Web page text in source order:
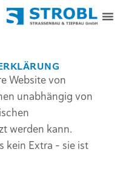
Website von
unabhängig von
werden kann.
kein Extra – sie ist